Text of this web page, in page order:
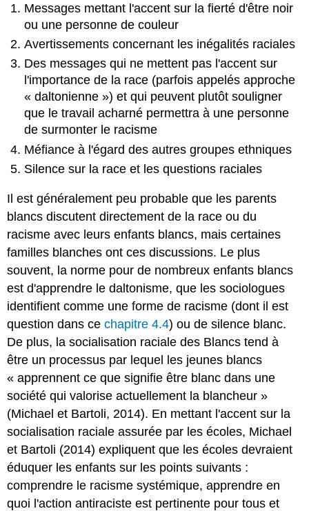
Messages mettant l'accent sur la fierté d'être noir
ou une personne de couleur
Avertissements concernant les inégalités raciales
Des messages qui ne mettent pas l'accent sur
l'importance de la race (parfois appelés approche
« daltonienne ») et qui peuvent plutôt souligner
que le travail acharné permettra à une personne
de surmonter le racisme
Méfiance à l'égard des autres groupes ethniques
Silence sur la race et les questions raciales
Il est généralement peu probable que les parents
blancs discutent directement de la race ou du
racisme avec leurs enfants blancs, mais certaines
familles blanches ont ces discussions. Le plus
souvent, la norme pour de nombreux enfants blancs
est d'apprendre le daltonisme, que les sociologues
identifient comme une forme de racisme (dont il est
question dans cechapitre 4.4) ou de silence blanc.
De plus, la socialisation raciale des Blancs tend à
être un processus par lequel les jeunes blancs
« apprennent ce que signifie être blanc dans une
société qui valorise actuellement la blancheur »
(Michael et Bartoli, 2014). En mettant l'accent sur la
socialisation raciale assurée par les écoles, Michael
et Bartoli (2014) expliquent que les écoles devraient
éduquer les enfants sur les points suivants :
comprendre le racisme systémique, apprendre en
quoi l'action antiraciste est pertinente pour tous et